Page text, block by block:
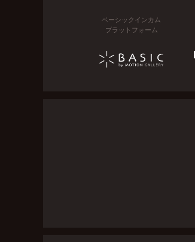
ベーシックインカム
プラットフォーム